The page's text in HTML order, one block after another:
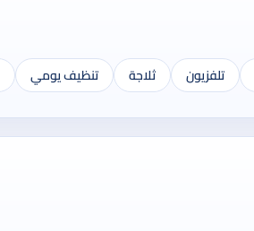
تلفزيون ثلاجة تنظيف يومي